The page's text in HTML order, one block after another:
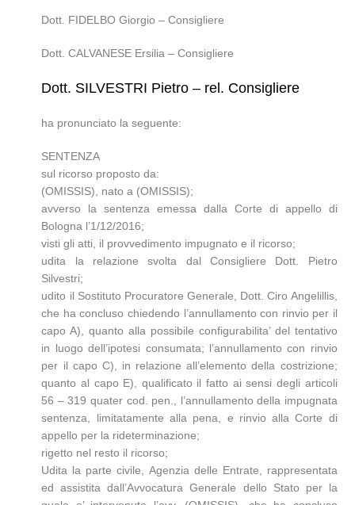
Dott. FIDELBO Giorgio – Consigliere
Dott. CALVANESE Ersilia – Consigliere
Dott. SILVESTRI Pietro – rel. Consigliere
ha pronunciato la seguente:
SENTENZA
sul ricorso proposto da:
(OMISSIS), nato a (OMISSIS);
avverso la sentenza emessa dalla Corte di appello di
Bologna l’1/12/2016;
visti gli atti, il provvedimento impugnato e il ricorso;
udita la relazione svolta dal Consigliere Dott. Pietro
Silvestri;
udito il Sostituto Procuratore Generale, Dott. Ciro Angelillis,
che ha concluso chiedendo l’annullamento con rinvio per il
capo A), quanto alla possibile configurabilita’ del tentativo
in luogo dell’ipotesi consumata; l’annullamento con rinvio
per il capo C), in relazione all’elemento della costrizione;
quanto al capo E), qualificato il fatto ai sensi degli articoli
56 – 319 quater cod. pen., l’annullamento della impugnata
sentenza, limitatamente alla pena, e rinvio alla Corte di
appello per la rideterminazione;
rigetto nel resto il ricorso;
Udita la parte civile, Agenzia delle Entrate, rappresentata
ed assistita dall’Avvocatura Generale dello Stato per la